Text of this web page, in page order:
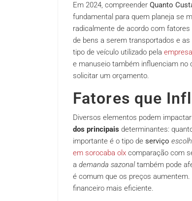
Em 2024, compreender Quanto
fundamental para quem planeja se
radicalmente de acordo com
de bens a serem transportados e
tipo de veículo utilizado pela
e manuseio também influenciam
solicitar um orçamento.
Fatores que
Diversos elementos podem
dos principais determinantes:
importante é o tipo de serviço
em sorocaba olx comparação com
a demanda sazonaltambém pode
é comum que os preços
financeiro mais eficiente.